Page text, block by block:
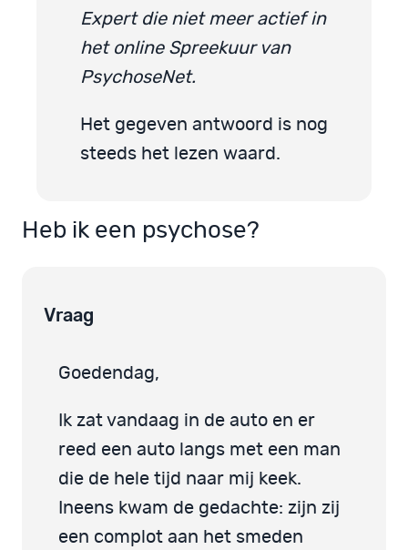
Expert die niet meer actief in
het online Spreekuur van
PsychoseNet.
Het gegeven antwoord is nog
steeds het lezen waard.
Heb ik een psychose?
Vraag
Goedendag,
Ik zat vandaag in de auto en er
reed een auto langs met een man
die de hele tijd naar mij keek.
Ineens kwam de gedachte: zijn zij
een complot aan het smeden